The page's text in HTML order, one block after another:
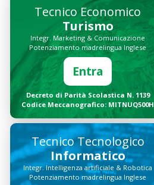
Tecnico Economico
Turismo
Integr. Marketing & Comunicazione
Potenziamento madrelingua Inglese
Entra
Decreto di Parità Scolastica N. 1139
Codice Meccanografico: MITNUQ500H
Tecnico Tecnologico
Informatico
Integr. Intelligenza artificiale & Robotica
Potenziamento madrelingua Inglese